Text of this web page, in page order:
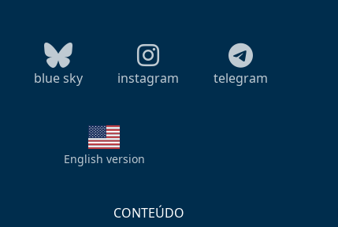
blue sky instagram telegram
English version
CONTEÚDO